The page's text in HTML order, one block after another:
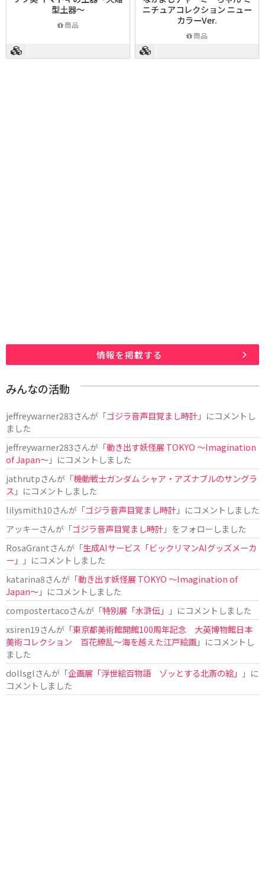
型土器～
商品
ニチュアコレクション ニュー
カラーVer.
商品
情報を掲載する
みんなの活動
jeffreywarner283さんが「ゴジラ音声目覚まし時計」にコメントし
ました
jeffreywarner283さんが「動き出す妖怪展 TOKYO 〜Imagination
of Japan〜」にコメントしました
jathrutpさんが「機動戦士ガンダム シャア・アズナブルのサングラ
ス 」にコメントしました
lilysmith10さんが「ゴジラ音声目覚まし時計」にコメントしました
アッキーさんが「ゴジラ音声目覚まし時計」をフォローしました
RosaGrantさんが「生成AIサービス「ビックリマンAIグッズメーカ
ー」
」にコメントしました
katarina8さんが「動き出す妖怪展 TOKYO 〜Imagination of
Japan〜」にコメントしました
compostertacoさんが「特別展「水滸伝」
」にコメントしました
xsiren19さんが「東京都美術館開館100周年記念 大英博物館日本
美術コレクション 百花繚乱～海を越えた江戸絵画」にコメントし
ました
dollsglさんが「企画展「浮世絵百物語 ゾッとする北斎の絵」
」に
コメントしました